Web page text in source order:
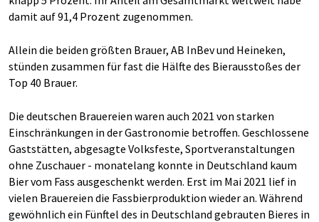
damit auf 91,4 Prozent zugenommen.
Allein die beiden größten Brauer, AB InBev und Heineken,
stünden zusammen für fast die Hälfte des Bierausstoßes der
Top 40 Brauer.
Die deutschen Brauereien waren auch 2021 von starken
Einschränkungen in der Gastronomie betroffen. Geschlossene
Gaststätten, abgesagte Volksfeste, Sportveranstaltungen
ohne Zuschauer - monatelang konnte in Deutschland kaum
Bier vom Fass ausgeschenkt werden. Erst im Mai 2021 lief in
vielen Brauereien die Fassbierproduktion wieder an. Während
gewöhnlich ein Fünftel des in Deutschland gebrauten Bieres in